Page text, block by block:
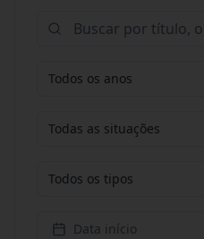
Todos os anos
Todas as situações
Todos os tipos
Data início